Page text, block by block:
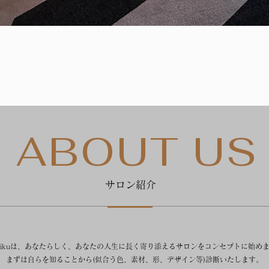
ABOUT US
サロン紹介
は、あなたらしく、あなたの人生に長く寄り添えるサロンをコンセプトに始め
まずは自らを知ることから(似合う色、素材、形、デザイン等)診断いたします。